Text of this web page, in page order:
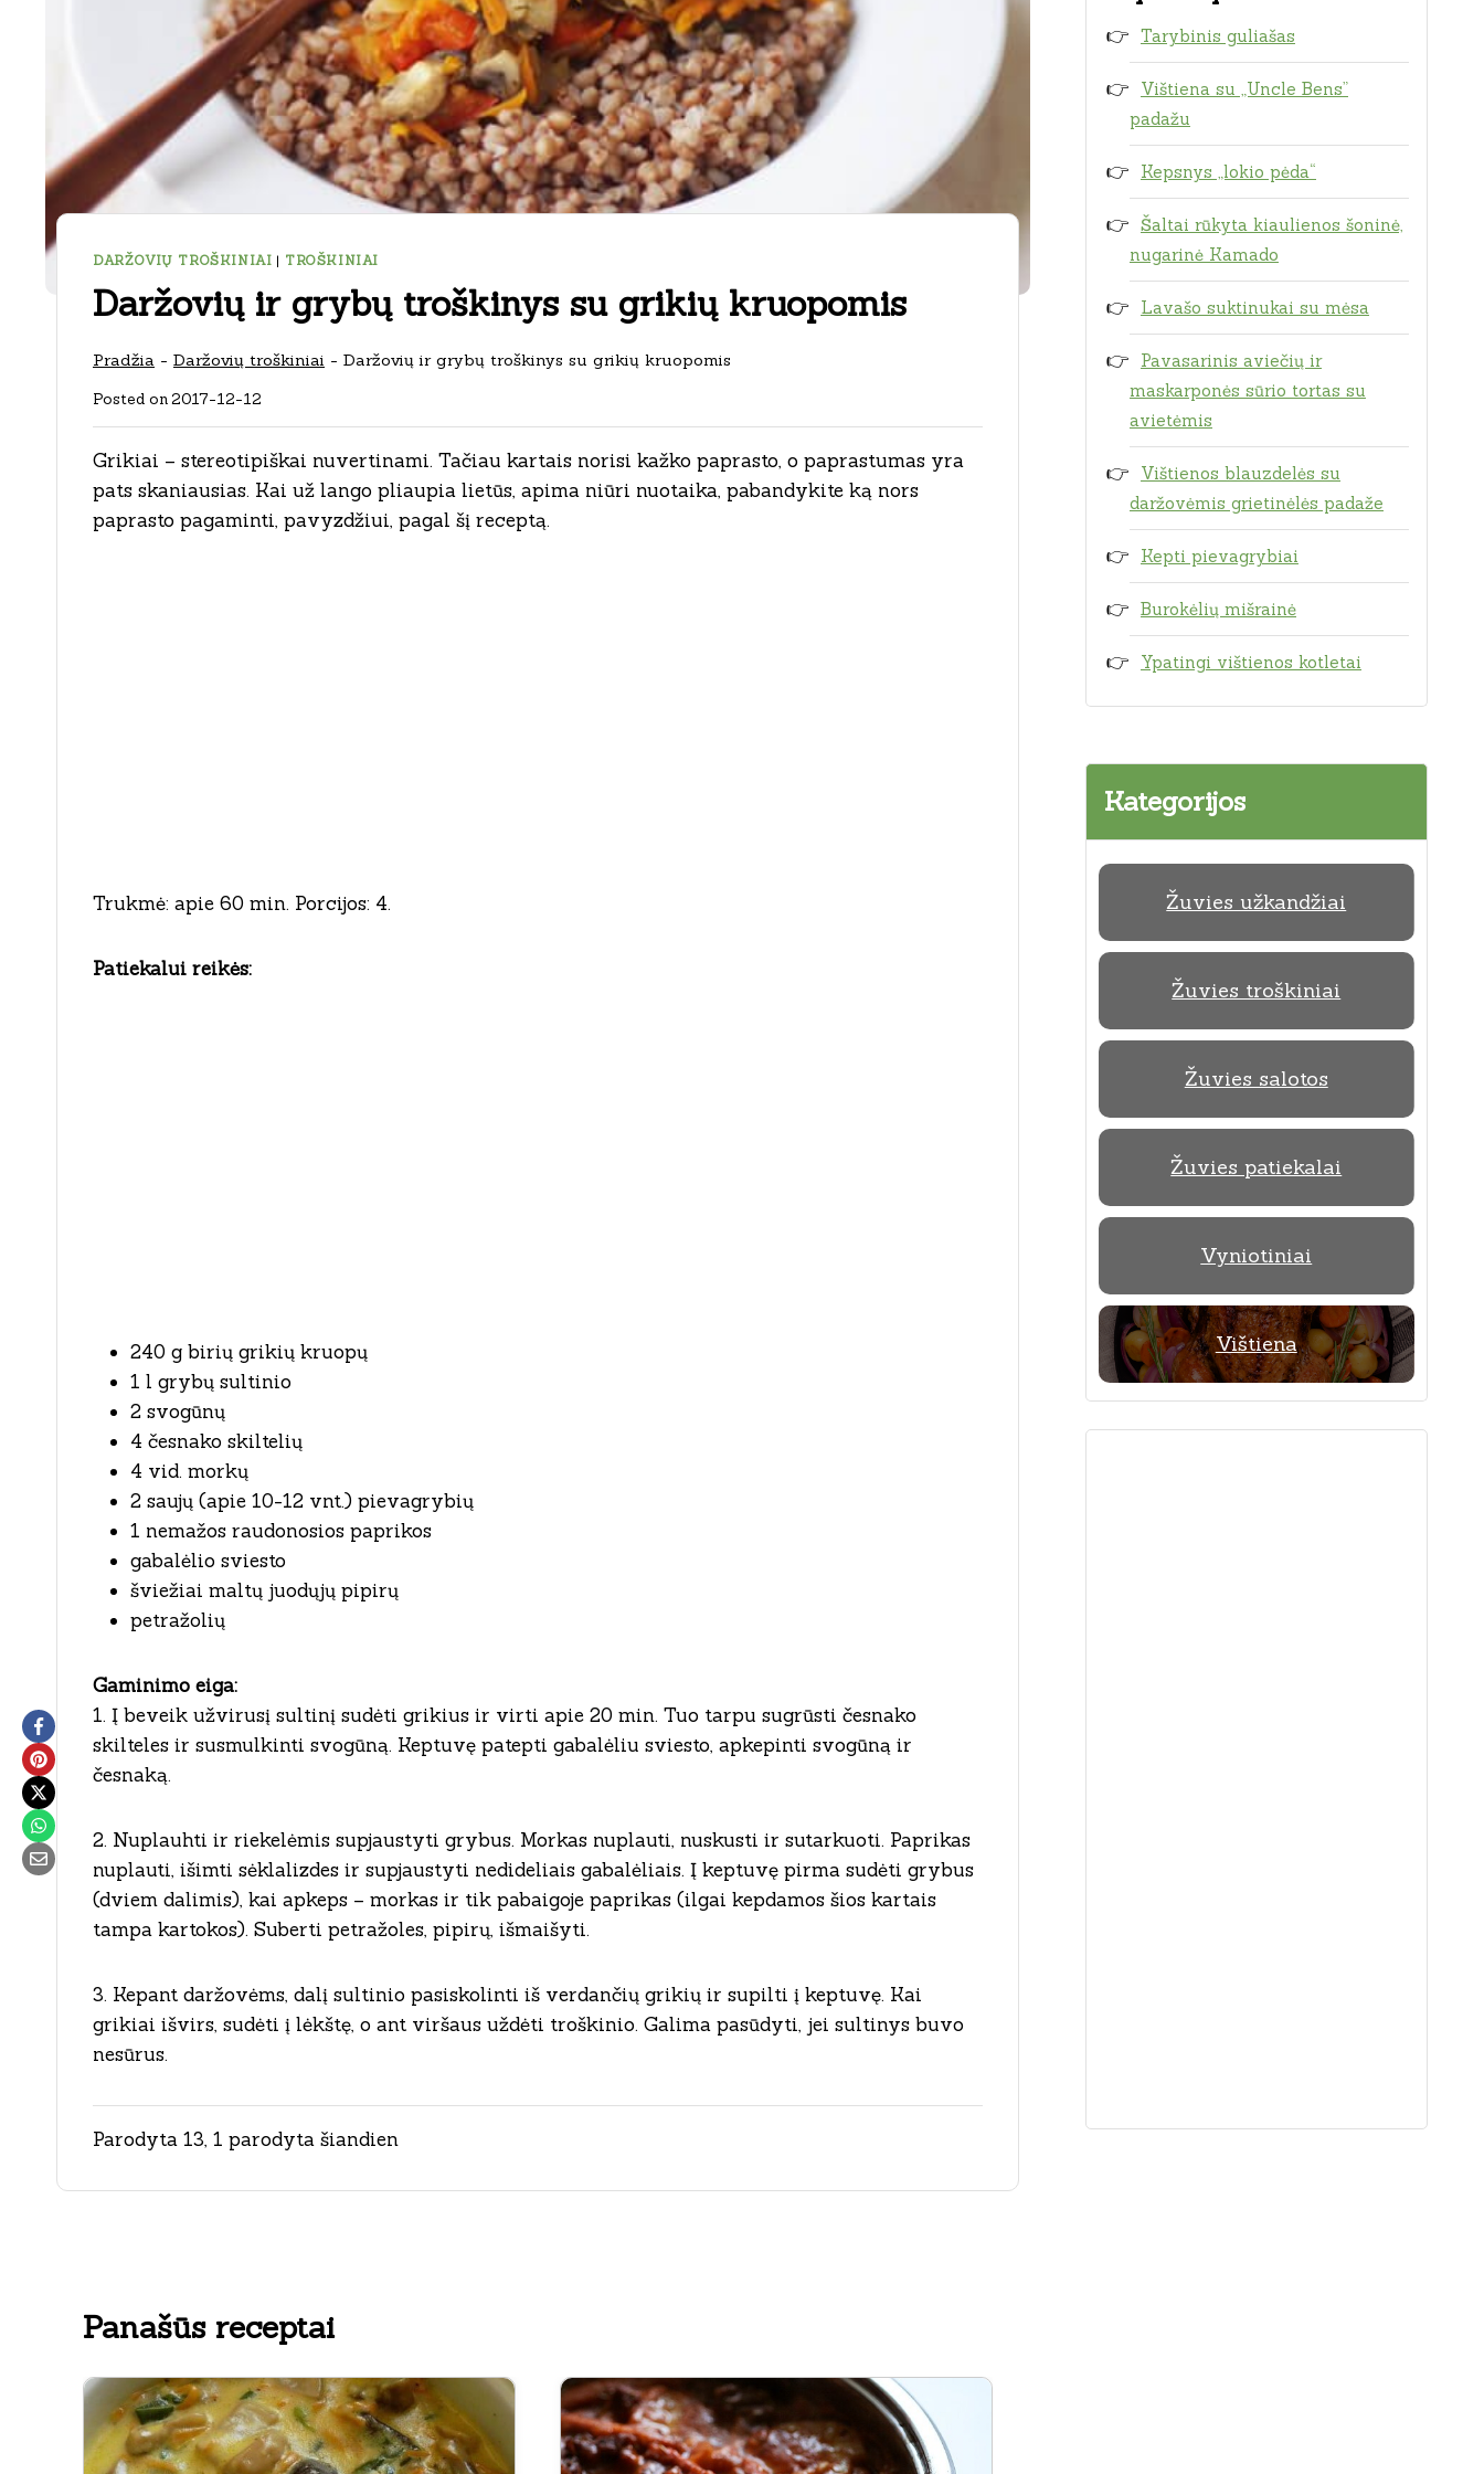
DARŽOVIŲ TROŠKINIAI | TROŠKINIAI
Daržovių ir grybų troškinys su grikių kruopomis
Pradžia - Daržovių troškiniai - Daržovių ir grybų troškinys su grikių kruopomis
Posted on2017-12-12
Grikiai – stereotipiškai nuvertinami. Tačiau kartais norisi kažko paprasto, o paprastumas yra
pats skaniausias. Kai už lango pliaupia lietūs, apima niūri nuotaika, pabandykite ką nors
paprasto pagaminti, pavyzdžiui, pagal šį receptą.
Trukmė: apie 60 min. Porcijos: 4.
Patiekalui reikės:
240 g birių grikių kruopų
1 l grybų sultinio
2 svogūnų
4 česnako skiltelių
4 vid. morkų
2 saujų (apie 10-12 vnt.) pievagrybių
1 nemažos raudonosios paprikos
gabalėlio sviesto
šviežiai maltų juodųjų pipirų
petražolių
Gaminimo eiga:
1. Į beveik užvirusį sultinį sudėti grikius ir virti apie 20 min. Tuo tarpu sugrūsti česnako
skilteles ir susmulkinti svogūną. Keptuvę patepti gabalėliu sviesto, apkepinti svogūną ir
česnaką.
2. Nuplauhti ir riekelėmis supjaustyti grybus. Morkas nuplauti, nuskusti ir sutarkuoti. Paprikas
nuplauti, išimti sėklalizdes ir supjaustyti nedideliais gabalėliais. Į keptuvę pirma sudėti grybus
(dviem dalimis), kai apkeps – morkas ir tik pabaigoje paprikas (ilgai kepdamos šios kartais
tampa kartokos). Suberti petražoles, pipirų, išmaišyti.
3. Kepant daržovėms, dalį sultinio pasiskolinti iš verdančių grikių ir supilti į keptuvę. Kai
grikiai išvirs, sudėti į lėkštę, o ant viršaus uždėti troškinio. Galima pasūdyti, jei sultinys buvo
nesūrus.
Parodyta 13, 1 parodyta šiandien
Panašūs receptai
Tarybinis guliašas
Vištiena su „Uncle Bens”
padažu
Kepsnys „lokio pėda“
Šaltai rūkyta kiaulienos šoninė,
nugarinė Kamado
Lavašo suktinukai su mėsa
Pavasarinis aviečių ir
maskarponės sūrio tortas su
avietėmis
Vištienos blauzdelės su
daržovėmis grietinėlės padaže
Kepti pievagrybiai
Burokėlių mišrainė
Ypatingi vištienos kotletai
Kategorijos
Žuvies užkandžiai
Žuvies troškiniai
Žuvies salotos
Žuvies patiekalai
Vyniotiniai
Vištiena